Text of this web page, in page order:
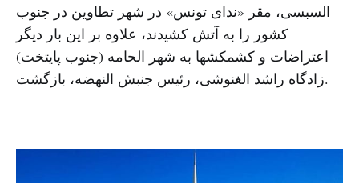
السبسی، مقر «ندای تونس» در شهر تطاوین در جنوب
کشور را به آتش کشیدند، علاوه بر این بار دیگر
اعتراضات و کشمکشها به شهر الحامه (جنوب پایتخت)
زادگاه راشد الغنوشی، رئیس جنبش النهضه، بازگشت.